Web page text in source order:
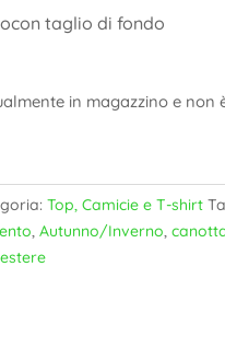
taglio di fondo
in magazzino e non
Top, Camicie e T-shirt
,Autunno/Inverno,